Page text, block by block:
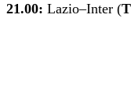
21.00: Lazio–Inter (